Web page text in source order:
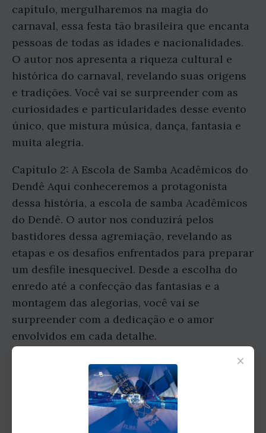
capítulo, mergulharemos na magia do
carnaval, essa festa tão brasileira que encanta
pessoas de todas as idades e nacionalidades.
O autor nos apresenta a riqueza cultural e
histórica do carnaval, revelando suas origens
e tradições. Você vai se surpreender com as
curiosidades e particularidades desse evento
único, que mistura música, dança, fantasia e
muita alegria.
Capítulo 2: A Escola de Samba Acadêmicos do
Dendê Aqui conheceremos a protagonista
dessa história, a escola de samba Acadêmicos
do Dendê. O autor nos conduzirá pelos
bastidores dessa agremiação, revelando as
etapas e os desafios enfrentados para preparar
um desfile inesquecível. Desde a escolha do
enredo até a confecção das fantasias e a
montagem das alegorias, você vai se
surpreender com a dedicação e o amor
envolvidos em cada detalhe.
Capítulo 3: Personagens Marcantes Neste
capítulo, vamos nos aproximar dos
personagens que dão vida à Acadêmicos do
Dendê. Conheceremos os mestres de bateria,
as passistas, os intérpretes e tantos outros
×